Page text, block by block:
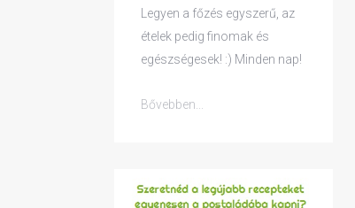
Legyen a főzés egyszerű, az
ételek pedig finomak és
egészségesek! :) Minden nap!
Bővebben...